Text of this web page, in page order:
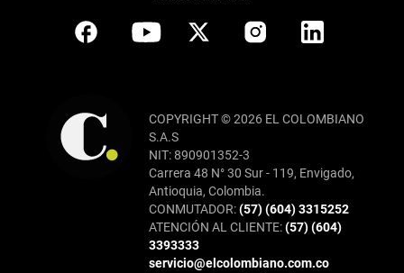
COPYRIGHT © 2026 EL COLOMBIANO
S.A.S
NIT: 890901352-3
Carrera 48 N° 30 Sur - 119, Envigado,
Antioquia, Colombia.
CONMUTADOR:(57) (604) 3315252
ATENCIÓN AL CLIENTE:(57) (604)
3393333
servicio@elcolombiano.com.co